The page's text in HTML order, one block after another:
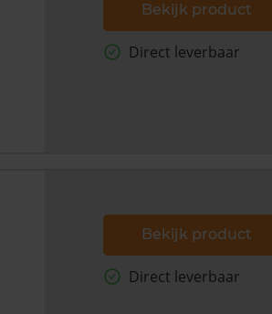
Bekijk product
Direct leverbaar
Bekijk product
Direct leverbaar